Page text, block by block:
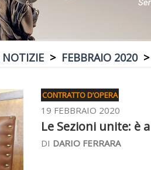
NOTIZIE > FEBBRAIO 2020>
CONTRATTO D’OPERA
19 FEBBRAIO 2020
Le Sezioni unite: è
DI DARIO FERRARA